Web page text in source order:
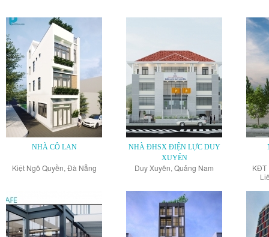
NHÀ CÔ LAN
Kiệt Ngô Quyền, Đà Nẵng
NHÀ ĐHSX ĐIỆN LỰC DUY
XUYÊN
Duy Xuyên, Quảng Nam
KĐT